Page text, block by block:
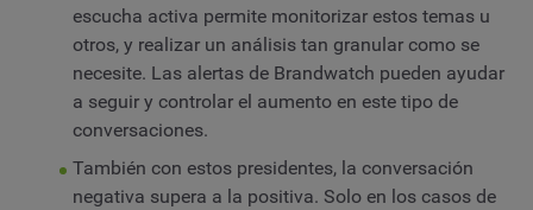
escucha activa permite monitorizar estos temas u
otros, y realizar un análisis tan granular como se
necesite. Las alertas de Brandwatch pueden ayudar
a seguir y controlar el aumento en este tipo de
conversaciones.
También con estos presidentes, la conversación
negativa supera a la positiva. Solo en los casos de